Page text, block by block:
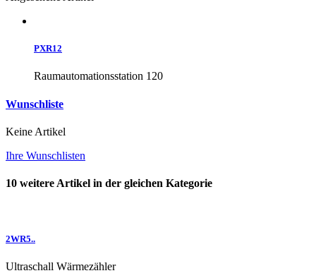
PXR12
Raumautomationsstation 120
Wunschliste
Keine Artikel
Ihre Wunschlisten
10 weitere Artikel in der gleichen Kategorie
2WR5..
Ultraschall Wärmezähler